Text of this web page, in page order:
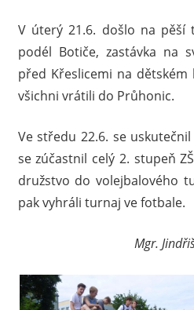
V úterý 21.6. došlo na pěší
podél Botiče, zastávka na
před Křeslicemi na
všichni vrátili do Průhonic.
Ve středu 22.6. se
se zúčastnil celý 2. stupeň
družstvo do volejbalového
pak vyhráli turnaj ve fotbale.
Mgr.